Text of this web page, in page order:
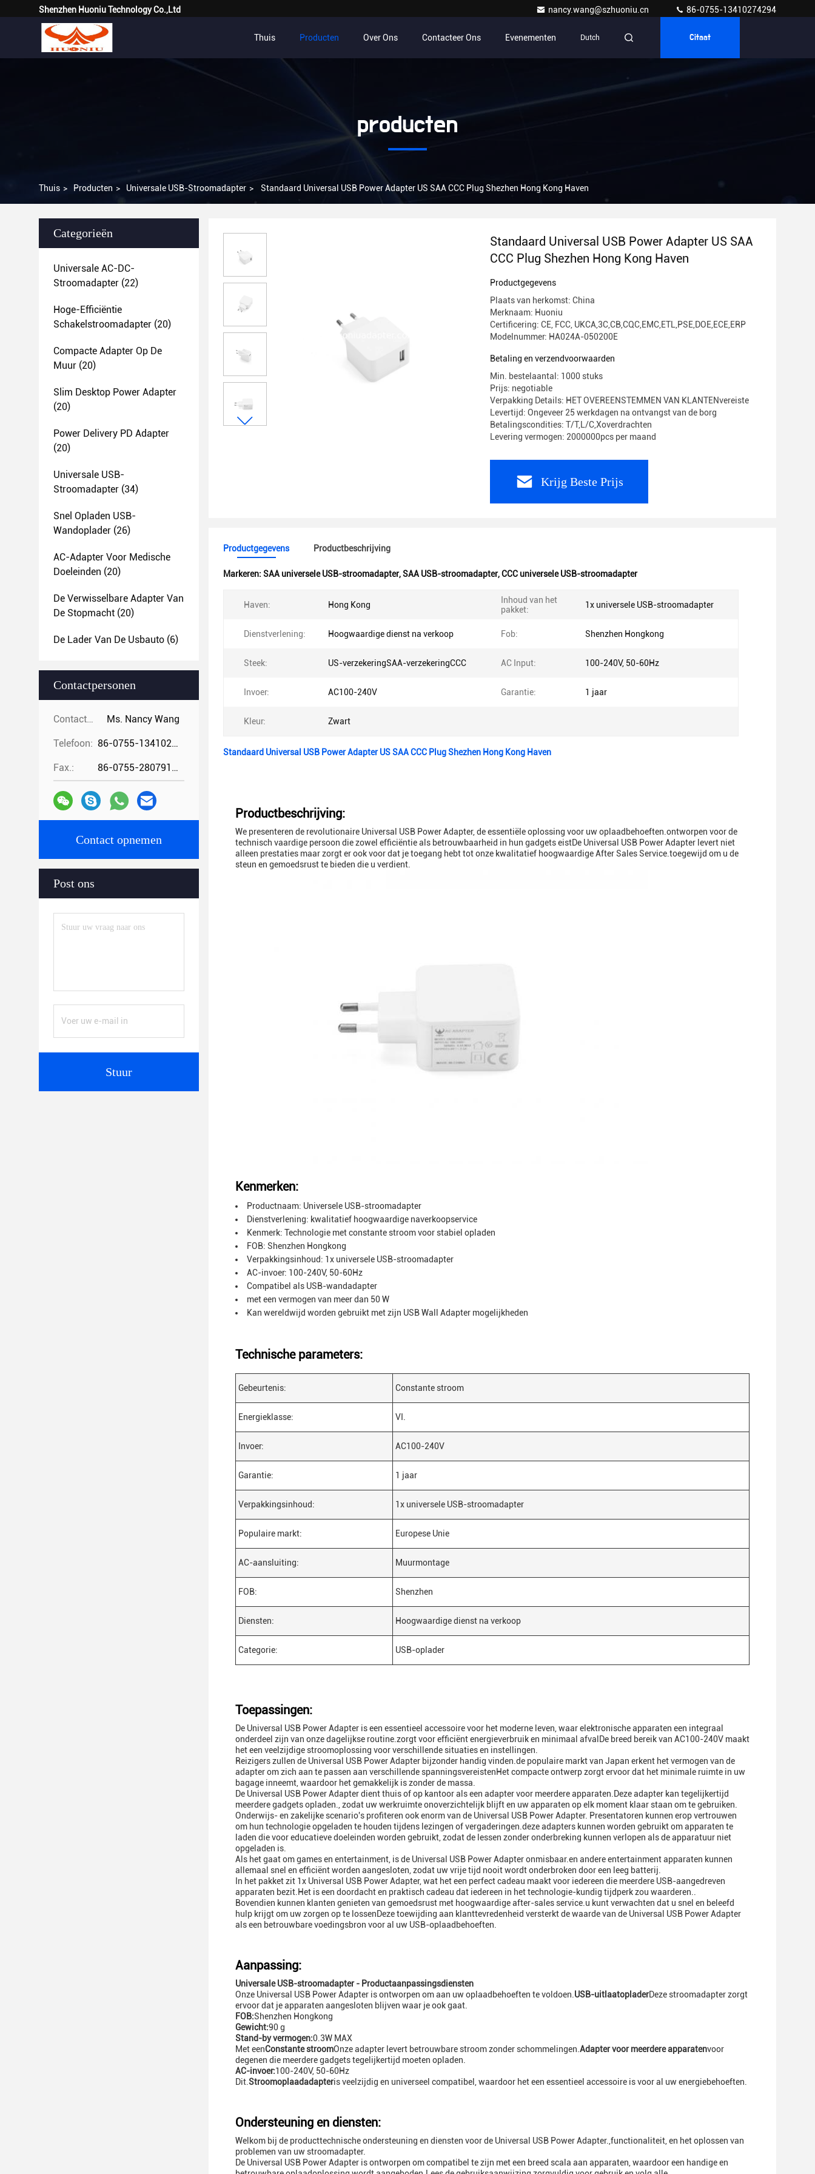
Shenzhen Huoniu Technology Co.,Ltd nancy.wang@szhuoniu.cn 86-0755-13410274294
Thuis Producten Over Ons Contacteer Ons Evenementen Dutch Citaat
producten
Thuis > Producten > Universale USB-Stroomadapter > Standaard Universal USB Power Adapter US SAA CCC Plug Shezhen Hong Kong Haven
Categorieën
Universale AC-DC-
Stroomadapter (22)
Hoge-Efficiëntie
Schakelstroomadapter (20)
Compacte Adapter Op De
Muur (20)
Slim Desktop Power Adapter
(20)
Power Delivery PD Adapter
(20)
Universale USB-
Stroomadapter (34)
Snel Opladen USB-
Wandoplader (26)
AC-Adapter Voor Medische
Doeleinden (20)
De Verwisselbare Adapter Van
De Stopmacht (20)
De Lader Van De Usbauto (6)
Contactpersonen
Contactpersonen: Ms. Nancy Wang
Telefoon: 86-0755-13410274294
Fax.: 86-0755-28079166
Contact opnemen
Post ons
Stuur
Standaard Universal USB Power Adapter US SAA
CCC Plug Shezhen Hong Kong Haven
Productgegevens
Plaats van herkomst: China
Merknaam: Huoniu
Certificering: CE, FCC, UKCA,3C,CB,CQC,EMC,ETL,PSE,DOE,ECE,ERP
Modelnummer: HA024A-050200E
Betaling en verzendvoorwaarden
Min. bestelaantal: 1000 stuks
Prijs: negotiable
Verpakking Details: HET OVEREENSTEMMEN VAN KLANTENvereiste
Levertijd: Ongeveer 25 werkdagen na ontvangst van de borg
Betalingscondities: T/T,L/C,Xoverdrachten
Levering vermogen: 2000000pcs per maand
Krijg Beste Prijs
Productgegevens Productbeschrijving
Markeren: SAA universele USB-stroomadapter,SAA USB-stroomadapter,CCC universele USB-stroomadapter
Haven: Hong Kong
Inhoud van het
pakket:
1x universele USB-stroomadapter
Dienstverlening: Hoogwaardige dienst na verkoop Fob: Shenzhen Hongkong
Steek: US-verzekeringSAA-verzekeringCCC AC Input: 100-240V, 50-60Hz
Invoer: AC100-240V Garantie: 1 jaar
Kleur: Zwart
Standaard Universal USB Power Adapter US SAA CCC Plug Shezhen Hong Kong Haven
Productbeschrijving:
We presenteren de revolutionaire Universal USB Power Adapter, de essentiële oplossing voor uw oplaadbehoeften.ontworpen voor de
technisch vaardige persoon die zowel efficiëntie als betrouwbaarheid in hun gadgets eistDe Universal USB Power Adapter levert niet
alleen prestaties maar zorgt er ook voor dat je toegang hebt tot onze kwalitatief hoogwaardige After Sales Service.toegewijd om u de
steun en gemoedsrust te bieden die u verdient.
Kenmerken:
Productnaam: Universele USB-stroomadapter
Dienstverlening: kwalitatief hoogwaardige naverkoopservice
Kenmerk: Technologie met constante stroom voor stabiel opladen
FOB: Shenzhen Hongkong
Verpakkingsinhoud: 1x universele USB-stroomadapter
AC-invoer: 100-240V, 50-60Hz
Compatibel als USB-wandadapter
met een vermogen van meer dan 50 W
Kan wereldwijd worden gebruikt met zijn USB Wall Adapter mogelijkheden
Technische parameters:
Gebeurtenis: Constante stroom
Energieklasse: VI.
Invoer: AC100-240V
Garantie: 1 jaar
Verpakkingsinhoud: 1x universele USB-stroomadapter
Populaire markt: Europese Unie
AC-aansluiting: Muurmontage
FOB: Shenzhen
Diensten: Hoogwaardige dienst na verkoop
Categorie: USB-oplader
Toepassingen:
De Universal USB Power Adapter is een essentieel accessoire voor het moderne leven, waar elektronische apparaten een integraal
onderdeel zijn van onze dagelijkse routine.zorgt voor efficiënt energieverbruik en minimaal afvalDe breed bereik van AC100-240V maakt
het een veelzijdige stroomoplossing voor verschillende situaties en instellingen.
Reizigers zullen de Universal USB Power Adapter bijzonder handig vinden.de populaire markt van Japan erkent het vermogen van de
adapter om zich aan te passen aan verschillende spanningsvereistenHet compacte ontwerp zorgt ervoor dat het minimale ruimte in uw
bagage inneemt, waardoor het gemakkelijk is zonder de massa.
De Universal USB Power Adapter dient thuis of op kantoor als een adapter voor meerdere apparaten.Deze adapter kan tegelijkertijd
meerdere gadgets opladen., zodat uw werkruimte onoverzichtelijk blijft en uw apparaten op elk moment klaar staan om te gebruiken.
Onderwijs- en zakelijke scenario's profiteren ook enorm van de Universal USB Power Adapter. Presentatoren kunnen erop vertrouwen
om hun technologie opgeladen te houden tijdens lezingen of vergaderingen.deze adapters kunnen worden gebruikt om apparaten te
laden die voor educatieve doeleinden worden gebruikt, zodat de lessen zonder onderbreking kunnen verlopen als de apparatuur niet
opgeladen is.
Als het gaat om games en entertainment, is de Universal USB Power Adapter onmisbaar.en andere entertainment apparaten kunnen
allemaal snel en efficiënt worden aangesloten, zodat uw vrije tijd nooit wordt onderbroken door een leeg batterij.
In het pakket zit 1x Universal USB Power Adapter, wat het een perfect cadeau maakt voor iedereen die meerdere USB-aangedreven
apparaten bezit.Het is een doordacht en praktisch cadeau dat iedereen in het technologie-kundig tijdperk zou waarderen..
Bovendien kunnen klanten genieten van gemoedsrust met hoogwaardige after-sales service.u kunt verwachten dat u snel en beleefd
hulp krijgt om uw zorgen op te lossenDeze toewijding aan klanttevredenheid versterkt de waarde van de Universal USB Power Adapter
als een betrouwbare voedingsbron voor al uw USB-oplaadbehoeften.
Aanpassing:
Universale USB-stroomadapter - Productaanpassingsdiensten
Onze Universal USB Power Adapter is ontworpen om aan uw oplaadbehoeften te voldoen. USB-uitlaatopladerDeze stroomadapter zorgt
ervoor dat je apparaten aangesloten blijven waar je ook gaat.
FOB:Shenzhen Hongkong
Gewicht:90 g
Stand-by vermogen:0.3W MAX
Met eenConstante stroomOnze adapter levert betrouwbare stroom zonder schommelingen. Adapter voor meerdere apparatenvoor
degenen die meerdere gadgets tegelijkertijd moeten opladen.
AC-invoer:100-240V, 50-60Hz
Dit. Stroomoplaadadapteris veelzijdig en universeel compatibel, waardoor het een essentieel accessoire is voor al uw energiebehoeften.
Ondersteuning en diensten:
Welkom bij de producttechnische ondersteuning en diensten voor de Universal USB Power Adapter.,functionaliteit, en het oplossen van
problemen van uw stroomadapter.
De Universal USB Power Adapter is ontworpen om compatibel te zijn met een breed scala aan apparaten, waardoor een handige en